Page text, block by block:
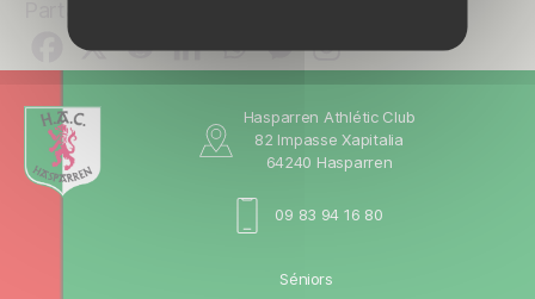
Hasparren Athlétic Club
82 Impasse Xapitalia
64240 Hasparren
09 83 94 16 80
Séniors